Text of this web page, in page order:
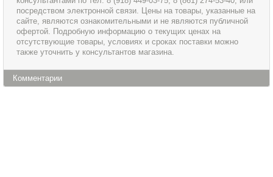
посредством электронной связи. Цены на товары, указанные на
сайте, являются ознакомительными и не являются публичной
офертой. Подробную информацию о текущих ценах на
отсутствующие товары, условиях и сроках поставки можно
также уточнить у консультантов магазина.
Комментарии